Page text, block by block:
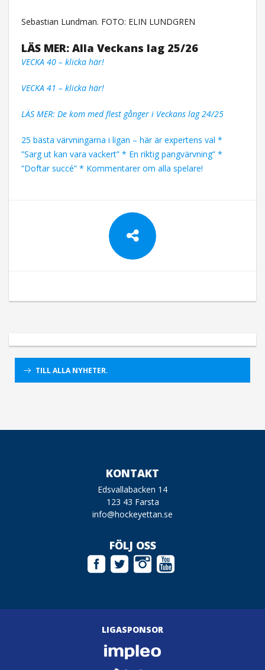
Sebastian Lundman. FOTO: ELIN LUNDGREN
LÄS MER: Alla Veckans lag 25/26
VECKA 40 – klicka här!
VECKA 41 – klicka här!
LÄS MER: De kom med flest gånger i Veckans lag 24/25
25 bästa värvningarna i ligan – här är expertens val *
”Sarg ut kan vara vackert” * En riktig pangvärvning” *
”Doftar succé” * Kommentarer om alla spelare!
TILL ALLA NYHETER.
KONTAKT
Edsvallabacken 14
123 43 Farsta
info@hockeyettan.se
FÖLJ OSS
LIGASPONSOR